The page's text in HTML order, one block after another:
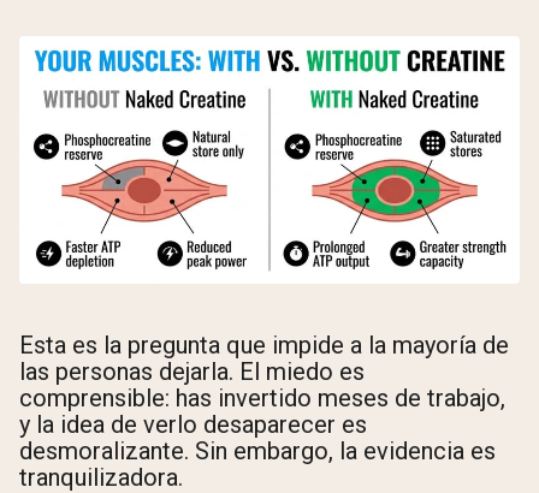
Esta es la pregunta que impide a la mayoría de
las personas dejarla. El miedo es
comprensible: has invertido meses de trabajo,
y la idea de verlo desaparecer es
desmoralizante. Sin embargo, la evidencia es
tranquilizadora.